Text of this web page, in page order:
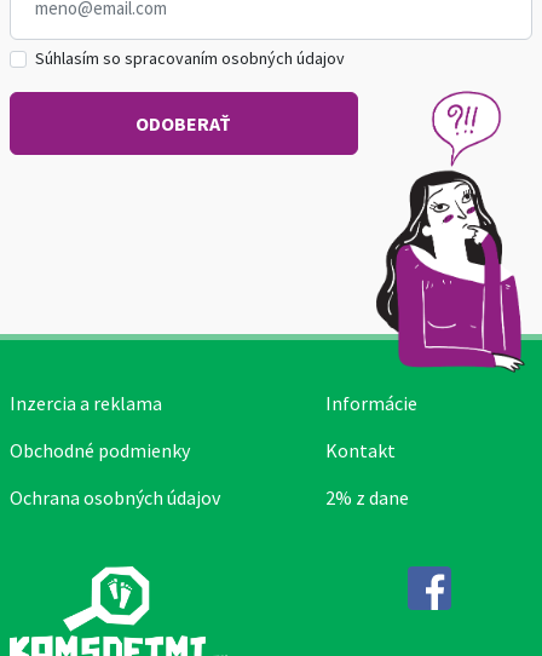
Súhlasím so spracovaním osobných údajov
Inzercia a reklama
Obchodné podmienky
Ochrana osobných údajov
Informácie
Kontakt
2% z dane